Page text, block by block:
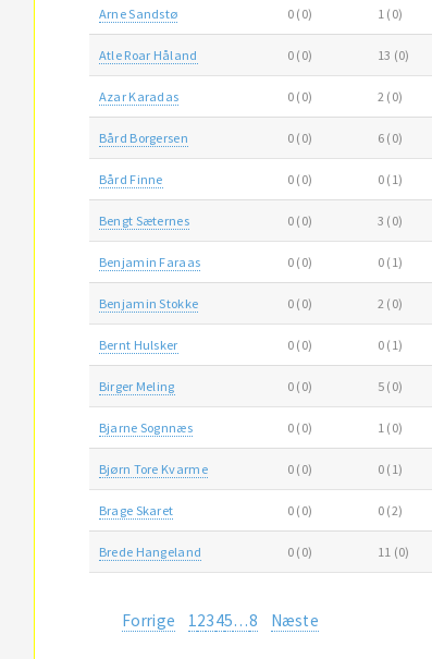
Arne Sandstø 0 (0) 1 (0)
Atle Roar Håland 0 (0) 13 (0)
Azar Karadas 0 (0) 2 (0)
Bård Borgersen 0 (0) 6 (0)
Bård Finne 0 (0) 0 (1)
Bengt Sæternes 0 (0) 3 (0)
Benjamin Faraas 0 (0) 0 (1)
Benjamin Stokke 0 (0) 2 (0)
Bernt Hulsker 0 (0) 0 (1)
Birger Meling 0 (0) 5 (0)
Bjarne Sognnæs 0 (0) 1 (0)
Bjørn Tore Kvarme 0 (0) 0 (1)
Brage Skaret 0 (0) 0 (2)
Brede Hangeland 0 (0) 11 (0)
Forrige 1 2345…8 Næste